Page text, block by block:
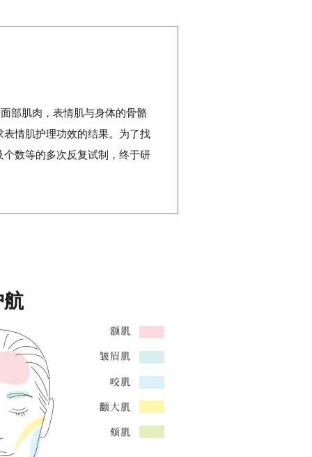
部肌肉，表情肌与身体的骨骼
情肌护理功效的结果。为了找
数等的多次反复试制，终于研